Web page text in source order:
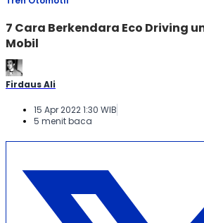
7 Cara Berkendara Eco Driving
Mobil
Firdaus Ali
15 Apr 2022 1:30 WIB
5 menit baca